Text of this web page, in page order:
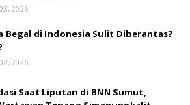
2026
Begal di Indonesia Sulit Diberantas?
2026
Saat Liputan di BNN Sumut,